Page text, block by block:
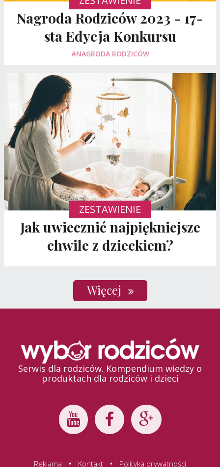
Nagroda Rodziców 2023 - 17-
sta Edycja Konkursu
#NAGRODA RODZICÓW
ZESTAWIENIE
Jak uwiecznić najpiękniejsze
chwile z dzieckiem?
Więcej
Serwis dla rodziców. Kompendium wiedzy o
produktach dla rodziców i dzieci
Reklama • Kontakt • Polityka prywatności